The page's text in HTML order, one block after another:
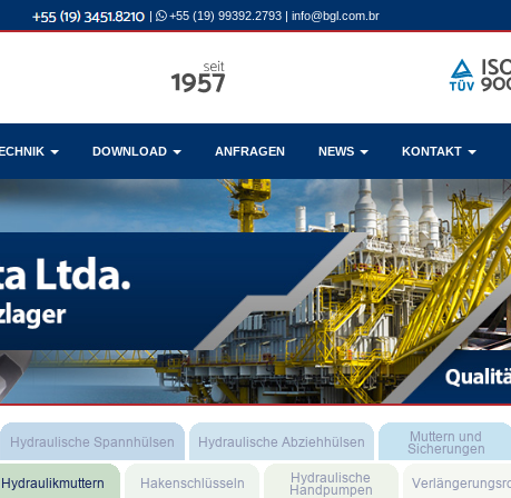
| +55 (19) 99392.2793 | info@bgl.com.br
DOWNLOAD ANFRAGEN NEWS KONTAKT